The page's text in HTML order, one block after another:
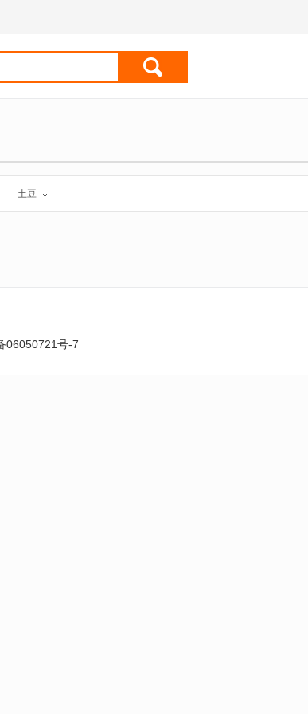
土豆
06050721号-7